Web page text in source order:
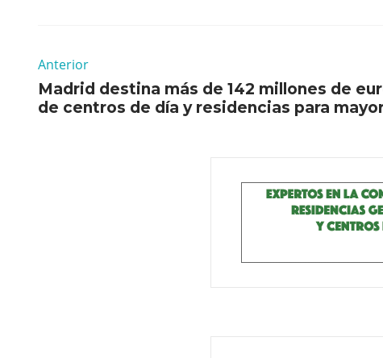
Anterior
Madrid destina más de 142 millones de
de centros de día y residencias para